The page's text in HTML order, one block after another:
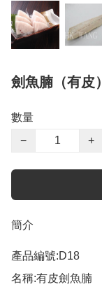
劍魚腩（有皮）
數量
−
+
簡介
產品編號:D18
名稱:有皮劍魚腩